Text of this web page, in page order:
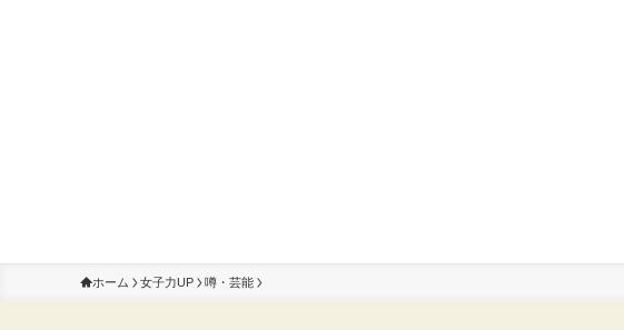
ホーム 女子力UP 噂・芸能